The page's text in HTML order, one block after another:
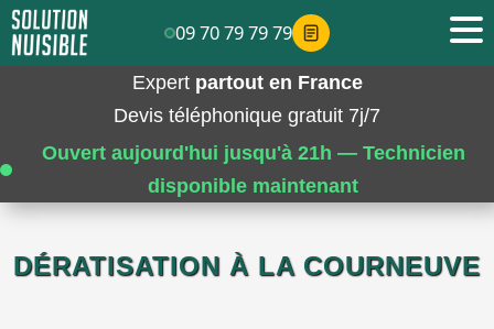
Expert partout en France
Devis téléphonique gratuit 7j/7
Ouvert aujourd'hui jusqu'à 21h — Technicien
disponible maintenant
DÉRATISATION À LA COURNEUVE
09 70 79 79 79